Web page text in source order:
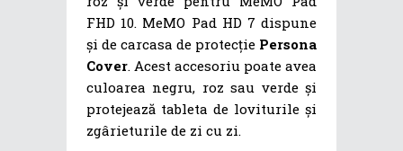
FHD 10. MeMO Pad HD 7 dispune
și de carcasa de protecție Persona
Cover. Acest accesoriu poate avea
culoarea negru, roz sau verde și
protejează tableta de loviturile și
zgârieturile de zi cu zi.